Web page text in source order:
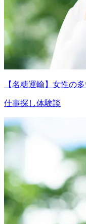
【名糖運輸】女性の
仕事探し体験談